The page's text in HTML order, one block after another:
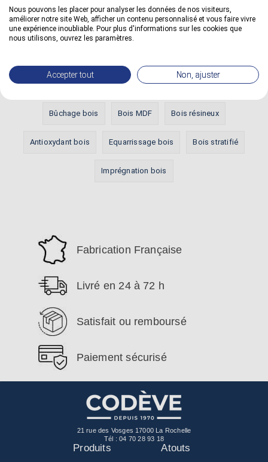
Définitions les plus vues
Aboutage bois Egrenage bois Bois exotique
Bûchage bois Bois MDF Bois résineux
Antioxydant bois Equarrissage bois Bois stratifié
Imprégnation bois
Fabrication Française
Livré en 24 à 72 h
Satisfait ou remboursé
Paiement sécurisé
21 rue des Vosges 17000 La Rochelle
Tél :04 70 28 93 18
Produits Atouts
Nous pouvons les placer pour analyser les données de nos visiteurs,
améliorer notre site Web, afficher un contenu personnalisé et vous faire vivre
une expérience inoubliable. Pour plus d'informations sur les cookies que
nous utilisons, ouvrez les paramètres.
Accepter tout Non, ajuster